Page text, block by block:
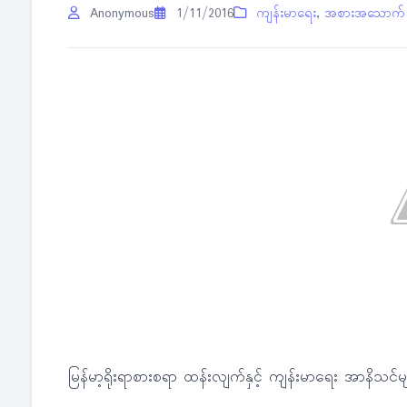
Anonymous 1/11/2016 ကျန်းမာရေး, အစားအသောက်
မြန်မာ့ရိုးရာစားစရာ ထန်းလျက်နှင့် ကျန်းမာရေး အာနိသင်မ